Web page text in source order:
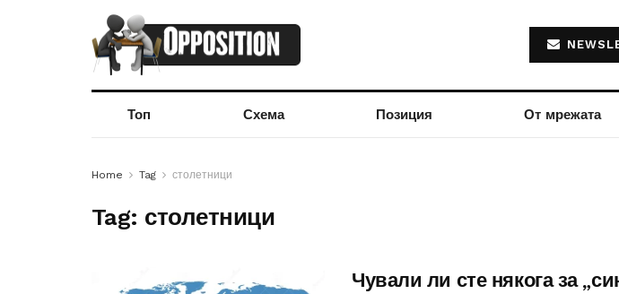
Топ Схема Позиция От мрежата
Home Tag столетници
Tag: столетници
Чували ли сте някога за